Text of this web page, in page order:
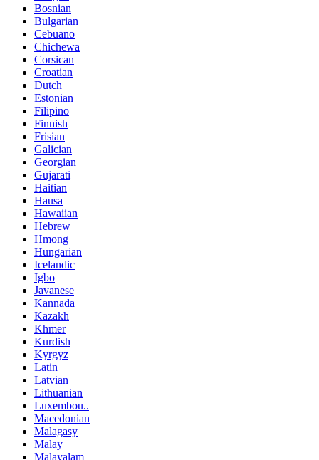
Bosnian
Bulgarian
Cebuano
Chichewa
Corsican
Croatian
Dutch
Estonian
Filipino
Finnish
Frisian
Galician
Georgian
Gujarati
Haitian
Hausa
Hawaiian
Hebrew
Hmong
Hungarian
Icelandic
Igbo
Javanese
Kannada
Kazakh
Khmer
Kurdish
Kyrgyz
Latin
Latvian
Lithuanian
Luxembou..
Macedonian
Malagasy
Malay
Malayalam